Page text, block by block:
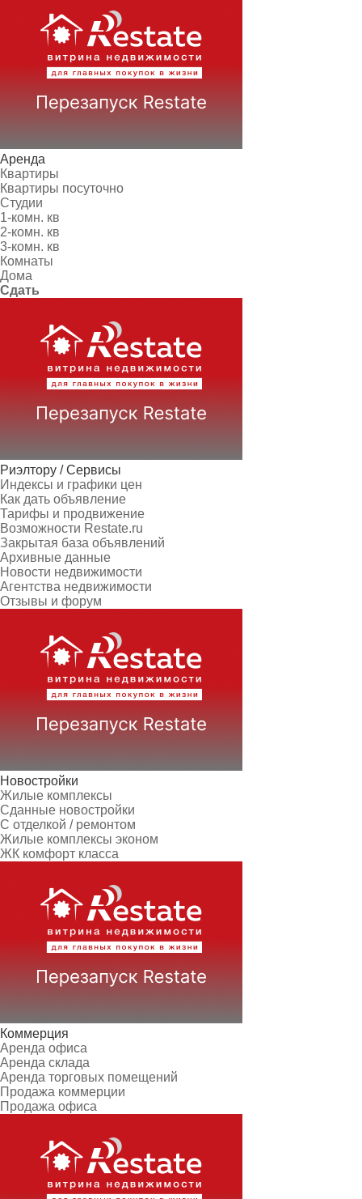
Аренда
Квартиры
Квартиры посуточно
Студии
1-комн. кв
2-комн. кв
3-комн. кв
Комнаты
Дома
Сдать
Риэлтору / Сервисы
Индексы и графики цен
Как дать объявление
Тарифы и продвижение
Возможности Restate.ru
Закрытая база объявлений
Архивные данные
Новости недвижимости
Агентства недвижимости
Отзывы и форум
Новостройки
Жилые комплексы
Сданные новостройки
С отделкой / ремонтом
Жилые комплексы эконом
ЖК комфорт класса
Коммерция
Аренда офиса
Аренда склада
Аренда торговых помещений
Продажа коммерции
Продажа офиса